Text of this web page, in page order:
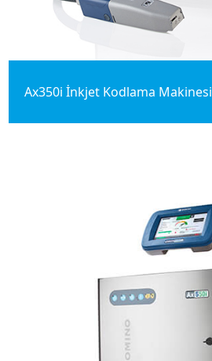
Ax350i İnkjet Kodlama Makinesi